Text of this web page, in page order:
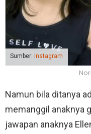
Sumber: Instagram
Namun bila ditanya
memanggil anaknya
jawapan anaknya